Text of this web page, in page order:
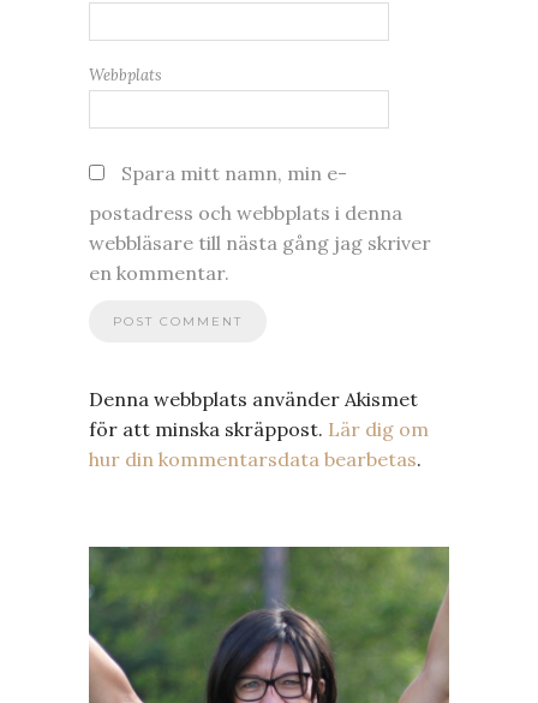
Webbplats
Spara mitt namn, min e-
postadress och webbplats i denna
webbläsare till nästa gång jag skriver
en kommentar.
Denna webbplats använder Akismet
för att minska skräppost. Lär dig om
hur din kommentarsdata bearbetas.